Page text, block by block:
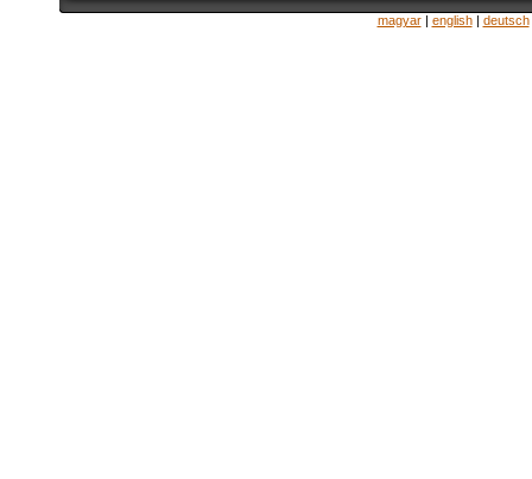
magyar| english| deutsch